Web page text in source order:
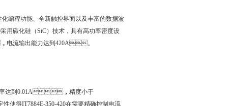
编程功能、全新触控界面以及丰富的数据波
用碳化硅（SiC）技术，具有高功率密度设
，电流输出能力达到420A。
辨率达到0.01A，精度小于
定性使得IT7884E-350-420在需要精确控制电流